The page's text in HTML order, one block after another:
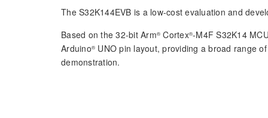
The S32K144EVB is a low-cost evaluation and
Based on the 32-bit Arm® Cortex®-M4F S32K14
Arduino® UNO pin layout, providing a broad range
demonstration.